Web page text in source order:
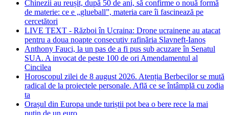
Chinezii au reușit, după 50 de ani, să confirme o nouă formă
de materie: ce e „glueball”, materia care îi fascinează pe
cercetători
LIVE TEXT - Război în Ucraina: Drone ucrainene au atacat
pentru a doua noapte consecutiv rafinăria Slavneft-Ianos
Anthony Fauci, la un pas de a fi pus sub acuzare în Senatul
SUA. A invocat de peste 100 de ori Amendamentul al
Cincilea
Horoscopul zilei de 8 august 2026. Atenția Berbecilor se mută
radical de la proiectele personale. Află ce se întâmplă cu zodia
ta
Orașul din Europa unde turiștii pot bea o bere rece la mai
puțin de un euro